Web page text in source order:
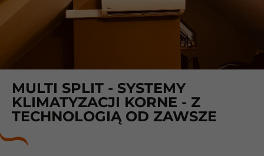
MULTI SPLIT - SYSTEMY
KLIMATYZACJI KORNE - Z
TECHNOLOGIĄ OD ZAWSZE